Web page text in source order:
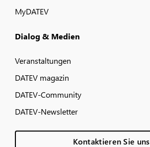
MyDATEV
Dialog & Medien
Veranstaltungen
DATEV magazin
DATEV-Community
DATEV-Newsletter
Kontaktieren Sie uns